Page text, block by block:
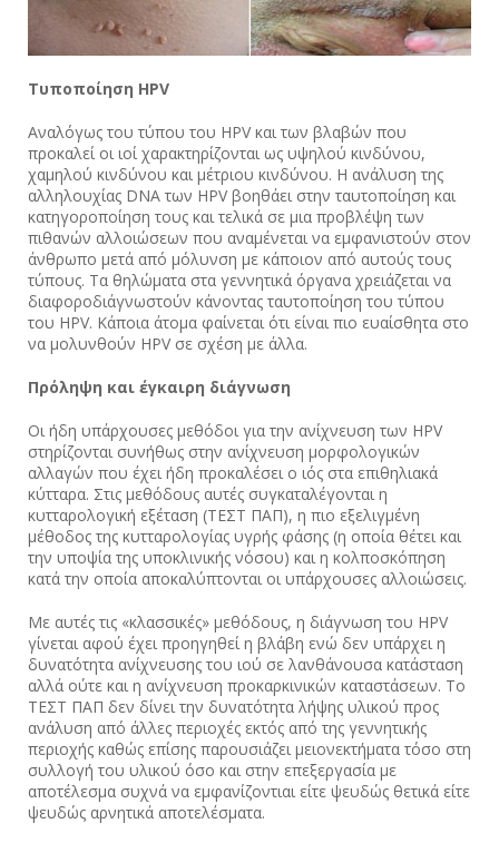
Τυποποίηση HPV
Αναλόγως του τύπου του ΗPV και των βλαβών που
προκαλεί οι ιοί χαρακτηρίζονται ως υψηλού κινδύνου,
χαμηλού κινδύνου και μέτριου κινδύνου. Η ανάλυση της
αλληλουχίας DNA των HPV βοηθάει στην ταυτοποίηση και
κατηγοροποίηση τους και τελικά σε μια προβλέψη των
πιθανών αλλοιώσεων που αναμένεται να εμφανιστούν στον
άνθρωπο μετά από μόλυνση με κάποιον από αυτούς τους
τύπους. Τα θηλώματα στα γεννητικά όργανα χρειάζεται να
διαφοροδιάγνωστούν κάνοντας ταυτοποίηση του τύπου
του HPV. Κάποια άτομα φαίνεται ότι είναι πιο ευαίσθητα στο
να μολυνθούν HPV σε σχέση με άλλα.
Πρόληψη και έγκαιρη διάγνωση
Οι ήδη υπάρχουσες μεθόδοι για την ανίχνευση των HPV
στηρίζονται συνήθως στην ανίχνευση μορφολογικών
αλλαγών που έχει ήδη προκαλέσει ο ιός στα επιθηλιακά
κύτταρα. Στις μεθόδους αυτές συγκαταλέγονται η
κυτταρολογική εξέταση (ΤΕΣΤ ΠΑΠ), η πιο εξελιγμένη
μέθοδος της κυτταρολογίας υγρής φάσης (η οποία θέτει και
την υποψία της υποκλινικής νόσου) και η κολποσκόπηση
κατά την οποία αποκαλύπτονται οι υπάρχουσες αλλοιώσεις.
Με αυτές τις «κλασσικές» μεθόδους, η διάγνωση του HPV
γίνεται αφού έχει προηγηθεί η βλάβη ενώ δεν υπάρχει η
δυνατότητα ανίχνευσης του ιού σε λανθάνουσα κατάσταση
αλλά ούτε και η ανίχνευση προκαρκινικών καταστάσεων. Το
ΤΕΣΤ ΠΑΠ δεν δίνει την δυνατότητα λήψης υλικού προς
ανάλυση από άλλες περιοχές εκτός από της γεννητικής
περιοχής καθώς επίσης παρουσιάζει μειονεκτήματα τόσο στη
συλλογή του υλικού όσο και στην επεξεργασία με
αποτέλεσμα συχνά να εμφανίζοντιαι είτε ψευδώς θετικά είτε
ψευδώς αρνητικά αποτελέσματα.